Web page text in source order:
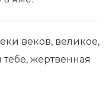
веков, великое,
жертвенная